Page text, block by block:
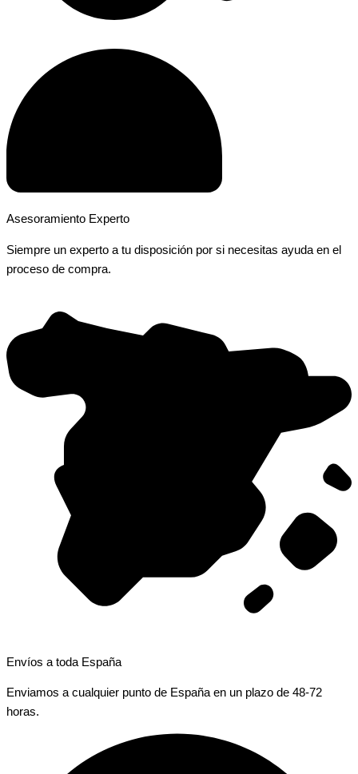
Asesoramiento Experto
Siempre un experto a tu disposición por si necesitas ayuda en el
proceso de compra.
Envíos a toda España
Enviamos a cualquier punto de España en un plazo de 48-72
horas.